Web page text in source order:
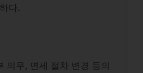
다.
의무, 면세 절차 변경 등의